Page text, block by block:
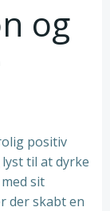
og
positiv
til at dyrke
sit
der skabt en